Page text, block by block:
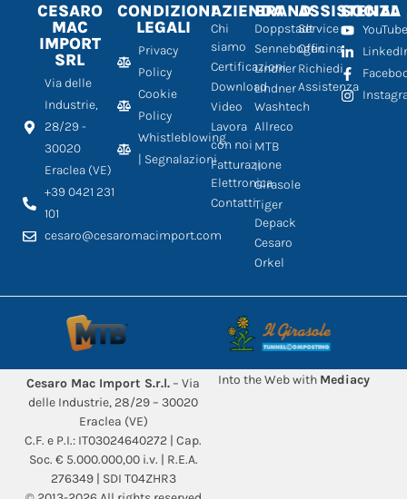
CESARO
MAC
IMPORT
SRL
Via delle
Industrie,
28/29 -
30020
Eraclea (VE)
+39 0421 231
101
cesaro@cesaromacimport.com
CONDIZIONI
LEGALI
Privacy
Policy
Cookie
Policy
Whistleblowing
| Segnalazioni
AZIENDA
Chi
siamo
Certificazioni
Download
Video
Lavora
con noi
Fatturazione
Elettronica
Contatti
BRAND
Doppstadt
Sennebogen
Lindner
Lindner
Washtech
Allreco
MTB
Il
Girasole
Tiger
Depack
Cesaro
Orkel
ASSISTENZA
Service
Officina
Richiedi
Assistenza
SOCIAL
Cesaro Mac Import S.r.l. – Via
delle Industrie, 28/29 – 30020
Eraclea (VE)
C.F. e P.I.: IT03024640272 | Cap.
Soc. € 5.000.000,00 i.v. | R.E.A.
276349 | SDI T04ZHR3
Into the Web with Mediacy